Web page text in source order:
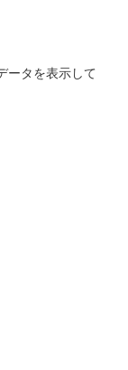
ータを表示して